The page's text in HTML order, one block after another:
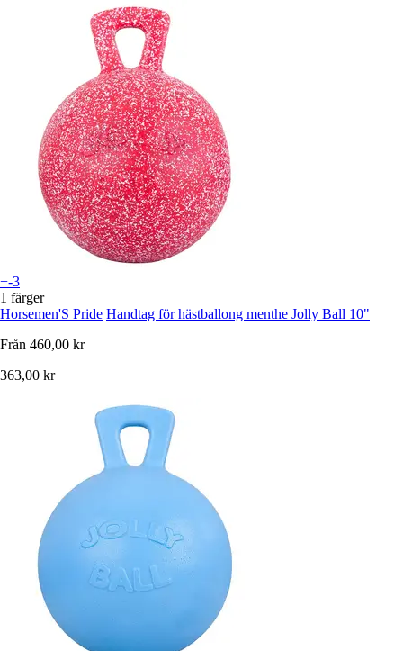
+-3
1 färger
Horsemen'S Pride Handtag för hästballong menthe Jolly Ball 10"
Från 460,00 kr
363,00 kr